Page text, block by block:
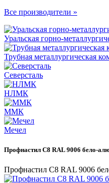
Все производители »
Уральская горно-
Трубная металлургическая
Северсталь
НЛМК
ММК
Мечел
Профнастил С8 RAL 9006 бело-
Профнастил С8 RAL 9006